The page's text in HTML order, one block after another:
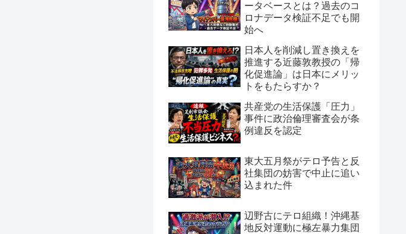
ータベースとは？過去のコ
ロナデータ検証不足でも開
始へ
日本人を削減し置き換えを
推進する近藤敦教授の「帰
化促進論」は日本にメリッ
トをもたらすか？
共産党の生活保護「圧力」
事件に政治倫理審査会が条
例違反を認定
東大五月祭がテロ予告と反
社集団の妨害で中止に追い
込まれた件
辺野古にテロ組織！沖縄基
地反対運動に極左暴力集団